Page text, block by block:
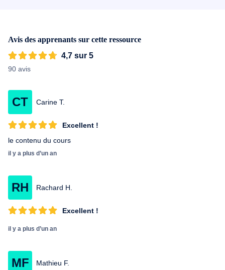
Avis des apprenants sur cette ressource
4,7 sur 5
90 avis
CT Carine T.
Excellent !
le contenu du cours
il y a plus d’un an
RH Rachard H.
Excellent !
il y a plus d’un an
MF Mathieu F.